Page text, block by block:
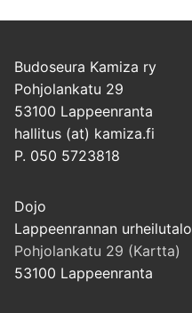
Budoseura Kamiza ry
Pohjolankatu 29
53100 Lappeenranta
hallitus (at) kamiza.fi
P. 050 5723818
Dojo
Lappeenrannan urheilutalo
Pohjolankatu 29 (Kartta)
53100 Lappeenranta